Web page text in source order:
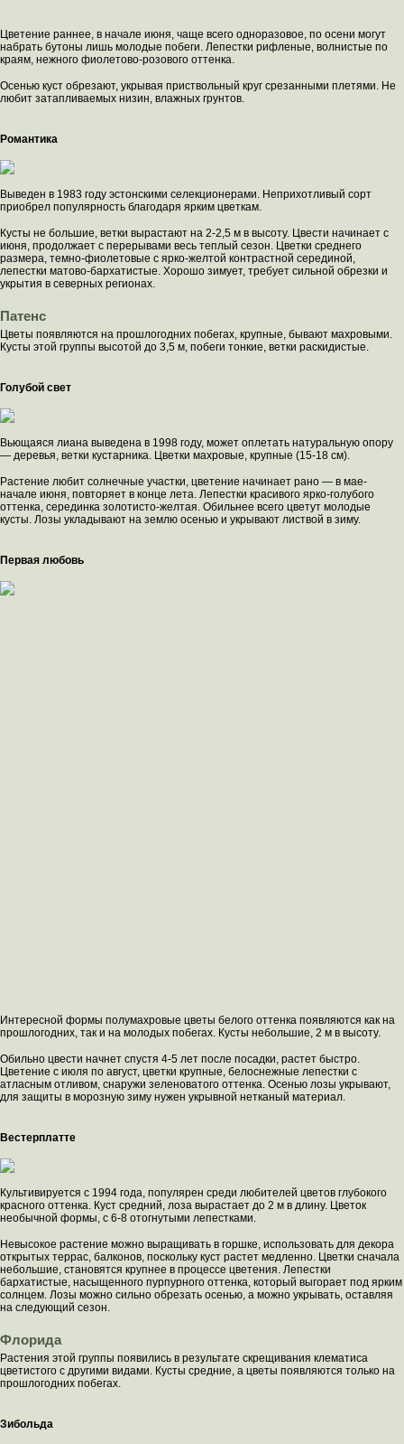
Цветение раннее, в начале июня, чаще всего одноразовое, по осени могут
набрать бутоны лишь молодые побеги. Лепестки рифленые, волнистые по
краям, нежного фиолетово-розового оттенка.
Осенью куст обрезают, укрывая приствольный круг срезанными плетями. Не
любит затапливаемых низин, влажных грунтов.
Романтика
Выведен в 1983 году эстонскими селекционерами. Неприхотливый сорт
приобрел популярность благодаря ярким цветкам.
Кусты не большие, ветки вырастают на 2-2,5 м в высоту. Цвести начинает с
июня, продолжает с перерывами весь теплый сезон. Цветки среднего
размера, темно-фиолетовые с ярко-желтой контрастной серединой,
лепестки матово-бархатистые. Хорошо зимует, требует сильной обрезки и
укрытия в северных регионах.
Патенс
Цветы появляются на прошлогодних побегах, крупные, бывают махровыми.
Кусты этой группы высотой до 3,5 м, побеги тонкие, ветки раскидистые.
Голубой свет
Вьющаяся лиана выведена в 1998 году, может оплетать натуральную опору
— деревья, ветки кустарника. Цветки махровые, крупные (15-18 см).
Растение любит солнечные участки, цветение начинает рано — в мае-
начале июня, повторяет в конце лета. Лепестки красивого ярко-голубого
оттенка, серединка золотисто-желтая. Обильнее всего цветут молодые
кусты. Лозы укладывают на землю осенью и укрывают листвой в зиму.
Первая любовь
Интересной формы полумахровые цветы белого оттенка появляются как на
прошлогодних, так и на молодых побегах. Кусты небольшие, 2 м в высоту.
Обильно цвести начнет спустя 4-5 лет после посадки, растет быстро.
Цветение с июля по август, цветки крупные, белоснежные лепестки с
атласным отливом, снаружи зеленоватого оттенка. Осенью лозы укрывают,
для защиты в морозную зиму нужен укрывной нетканый материал.
Вестерплатте
Культивируется с 1994 года, популярен среди любителей цветов глубокого
красного оттенка. Куст средний, лоза вырастает до 2 м в длину. Цветок
необычной формы, с 6-8 отогнутыми лепестками.
Невысокое растение можно выращивать в горшке, использовать для декора
открытых террас, балконов, поскольку куст растет медленно. Цветки сначала
небольшие, становятся крупнее в процессе цветения. Лепестки
бархатистые, насыщенного пурпурного оттенка, который выгорает под ярким
солнцем. Лозы можно сильно обрезать осенью, а можно укрывать, оставляя
на следующий сезон.
Флорида
Растения этой группы появились в результате скрещивания клематиса
цветистого с другими видами. Кусты средние, а цветы появляются только на
прошлогодних побегах.
Зибольда